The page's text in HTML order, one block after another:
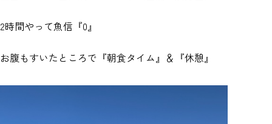
2時間やって魚信『0』
お腹もすいたところで『朝食タイム』＆『休憩』